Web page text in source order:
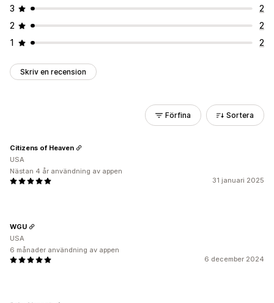
3
2
2
2
1
2
Skriv en recension
Förfina Sortera
31 januari 2025
Citizens of Heaven
USA
Nästan 4 år användning av appen
6 december 2024
WGU
USA
6 månader användning av appen